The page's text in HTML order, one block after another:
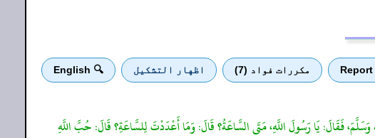
Report مكررات فواد (7) اظهار التشكيل 🔍 English
فَقَالَ: يَا رَسُولَ اللَّهِ، مَتَى السَّاعَةُ؟ قَالَ: وَمَا أَعْدَدْتَ لِلسَّاعَةِ؟ قَالَ: حُبَّ اللَّهِ